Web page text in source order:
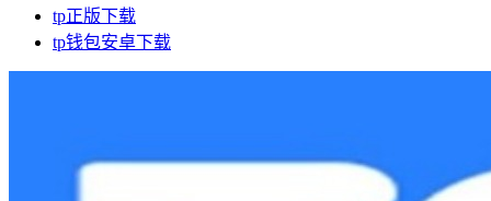
tp正版下载
tp钱包安卓下载